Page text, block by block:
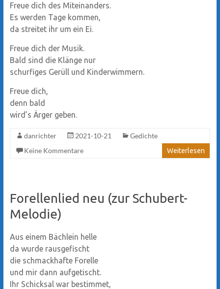
Freue dich des Miteinanders.
Es werden Tage kommen,
da streitet ihr um ein Ei.
Freue dich der Musik.
Bald sind die Klänge nur
schurfiges Gerüll und Kinderwimmern.
Freue dich,
denn bald
wird’s Ärger geben.
danrichter 2021-10-21
Gedichte
Keine Kommentare
Weiterlesen
Forellenlied neu (zur Schubert-
Melodie)
Aus einem Bächlein helle
da wurde rausgefischt
die schmackhafte Forelle
und mir dann aufgetischt.
Ihr Schicksal war bestimmet,